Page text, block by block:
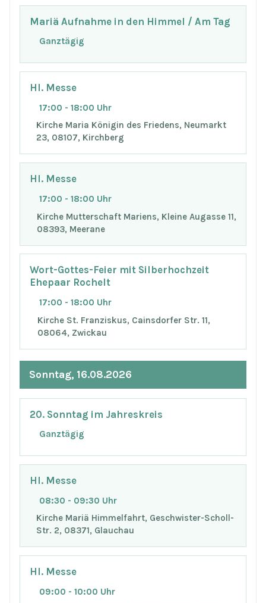
Mariä Aufnahme in den Himmel / Am Tag
Ganztägig
Hl. Messe
17:00 - 18:00 Uhr
Kirche Maria Königin des Friedens, Neumarkt
23, 08107, Kirchberg
Hl. Messe
17:00 - 18:00 Uhr
Kirche Mutterschaft Mariens, Kleine Augasse 11,
08393, Meerane
Wort-Gottes-Feier mit Silberhochzeit
Ehepaar Rochelt
17:00 - 18:00 Uhr
Kirche St. Franziskus, Cainsdorfer Str. 11,
08064, Zwickau
Sonntag, 16.08.2026
20. Sonntag im Jahreskreis
Ganztägig
Hl. Messe
08:30 - 09:30 Uhr
Kirche Mariä Himmelfahrt, Geschwister-Scholl-
Str. 2, 08371, Glauchau
Hl. Messe
09:00 - 10:00 Uhr